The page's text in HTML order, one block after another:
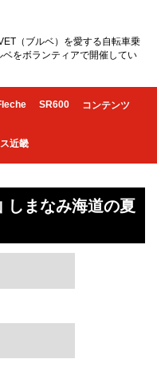
（ブルベ）を愛する自転車乗
をボランティアで開催してい
SR600 コンテンツ
近畿
しまなみ海道の夏